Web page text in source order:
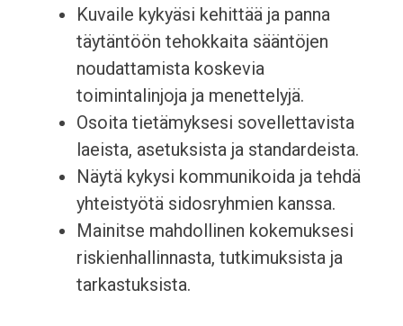
Kuvaile kykyäsi kehittää ja panna
täytäntöön tehokkaita sääntöjen
noudattamista koskevia
toimintalinjoja ja menettelyjä.
Osoita tietämyksesi sovellettavista
laeista, asetuksista ja standardeista.
Näytä kykysi kommunikoida ja tehdä
yhteistyötä sidosryhmien kanssa.
Mainitse mahdollinen kokemuksesi
riskienhallinnasta, tutkimuksista ja
tarkastuksista.